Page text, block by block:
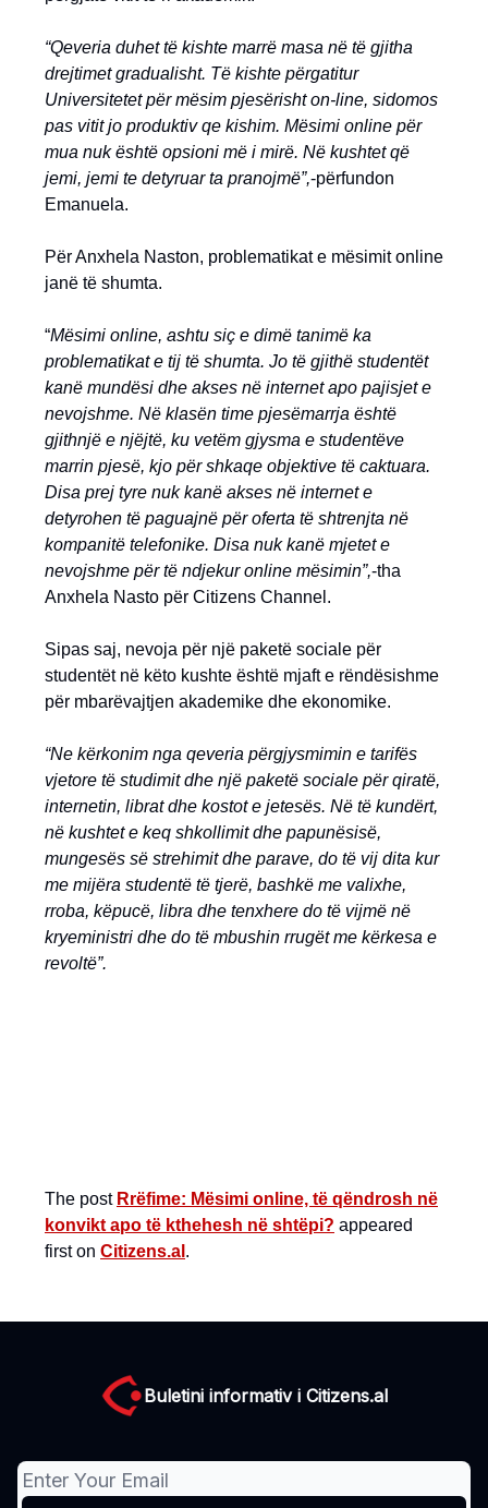
“Qeveria duhet të kishte marrë masa në të gjitha
drejtimet gradualisht. Të kishte përgatitur
Universitetet për mësim pjesërisht on-line, sidomos
pas vitit jo produktiv qe kishim. Mësimi online për
mua nuk është opsioni më i mirë. Në kushtet që
jemi, jemi te detyruar ta pranojmë”,-përfundon
Emanuela.
Për Anxhela Naston, problematikat e mësimit online
janë të shumta.
“Mësimi online, ashtu siç e dimë tanimë ka
problematikat e tij të shumta. Jo të gjithë studentët
kanë mundësi dhe akses në internet apo pajisjet e
nevojshme. Në klasën time pjesëmarrja është
gjithnjë e njëjtë, ku vetëm gjysma e studentëve
marrin pjesë, kjo për shkaqe objektive të caktuara.
Disa prej tyre nuk kanë akses në internet e
detyrohen të paguajnë për oferta të shtrenjta në
kompanitë telefonike. Disa nuk kanë mjetet e
nevojshme për të ndjekur online mësimin”,-tha
Anxhela Nasto për Citizens Channel.
Sipas saj, nevoja për një paketë sociale për
studentët në këto kushte është mjaft e rëndësishme
për mbarëvajtjen akademike dhe ekonomike.
“Ne kërkonim nga qeveria përgjysmimin e tarifës
vjetore të studimit dhe një paketë sociale për qiratë,
internetin, librat dhe kostot e jetesës. Në të kundërt,
në kushtet e keq shkollimit dhe papunësisë,
mungesës së strehimit dhe parave, do të vij dita kur
me mijëra studentë të tjerë, bashkë me valixhe,
rroba, këpucë, libra dhe tenxhere do të vijmë në
kryeministri dhe do të mbushin rrugët me kërkesa e
revoltë”.
The post Rrëfime: Mësimi online, të qëndrosh në
konvikt apo të kthehesh në shtëpi? appeared
first on Citizens.al .
Buletini informativ i Citizens.al